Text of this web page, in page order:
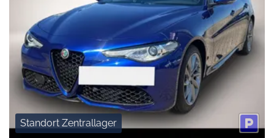
Standort Zentrallager